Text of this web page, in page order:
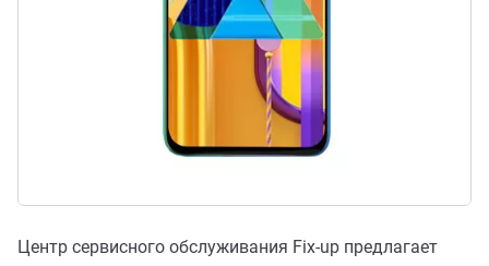
Центр сервисного обслуживания Fix-up предлагает